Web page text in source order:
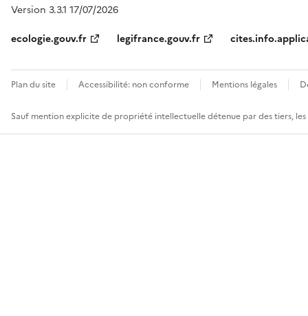
Version 3.3.1 17/07/2026
ecologie.gouv.fr
legifrance.gouv.fr
Plan du site Accessibilité: non conforme Mentions légales
Sauf mention explicite de propriété intellectuelle détenue par des tiers,